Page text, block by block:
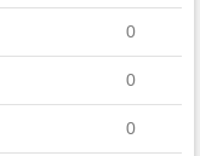
0
0
0